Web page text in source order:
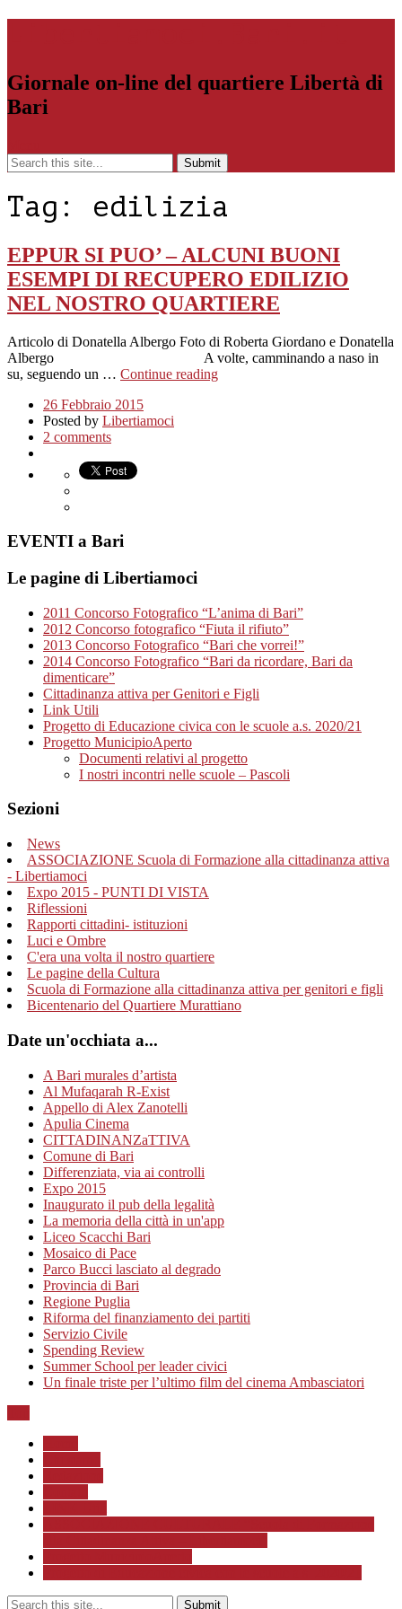
Giornale on-line del quartiere Libertà di
Bari
Tag: edilizia
EPPUR SI PUO’ – ALCUNI BUONI
ESEMPI DI RECUPERO EDILIZIO
NEL NOSTRO QUARTIERE
Articolo di Donatella Albergo Foto di Roberta Giordano e Donatella
Albergo A volte, camminando a naso in
su, seguendo un … Continue reading
26 Febbraio 2015
Posted by Libertiamoci
2 comments
EVENTI a Bari
Le pagine di Libertiamoci
2011 Concorso Fotografico “L’anima di Bari”
2012 Concorso fotografico “Fiuta il rifiuto”
2013 Concorso Fotografico “Bari che vorrei!”
2014 Concorso Fotografico “Bari da ricordare, Bari da
dimenticare”
Cittadinanza attiva per Genitori e Figli
Link Utili
Progetto di Educazione civica con le scuole a.s. 2020/21
Progetto MunicipioAperto
Documenti relativi al progetto
I nostri incontri nelle scuole – Pascoli
Sezioni
News
ASSOCIAZIONE Scuola di Formazione alla cittadinanza attiva
- Libertiamoci
Expo 2015 - PUNTI DI VISTA
Riflessioni
Rapporti cittadini- istituzioni
Luci e Ombre
C'era una volta il nostro quartiere
Le pagine della Cultura
Scuola di Formazione alla cittadinanza attiva per genitori e figli
Bicentenario del Quartiere Murattiano
Date un'occhiata a...
A Bari murales d’artista
Al Mufaqarah R-Exist
Appello di Alex Zanotelli
Apulia Cinema
CITTADINANZaTTIVA
Comune di Bari
Differenziata, via ai controlli
Expo 2015
Inaugurato il pub della legalità
La memoria della città in un'app
Liceo Scacchi Bari
Mosaico di Pace
Parco Bucci lasciato al degrado
Provincia di Bari
Regione Puglia
Riforma del finanziamento dei partiti
Servizio Civile
Spending Review
Summer School per leader civici
Un finale triste per l’ultimo film del cinema Ambasciatori